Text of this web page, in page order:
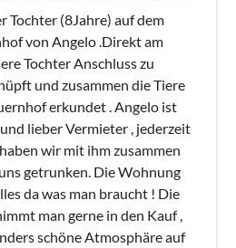
Tochter (8Jahre) auf dem
von Angelo .Direkt am
Tochter Anschluss zu
und zusammen die Tiere
erkundet . Angelo ist
lieber Vermieter , jederzeit
wir mit ihm zusammen
getrunken. Die Wohnung
da was man braucht ! Die
man gerne in den Kauf ,
schöne Atmosphäre auf